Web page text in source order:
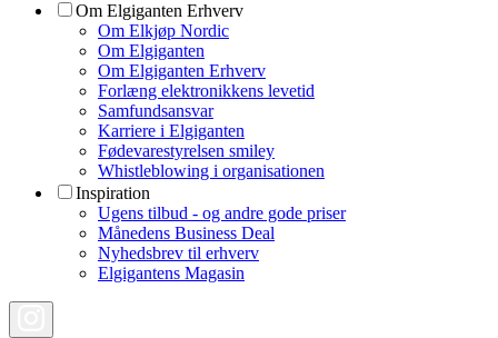
Om Elgiganten Erhverv
Om Elkjøp Nordic
Om Elgiganten
Om Elgiganten Erhverv
Forlæng elektronikkens levetid
Samfundsansvar
Karriere i Elgiganten
Fødevarestyrelsen smiley
Whistleblowing i organisationen
Inspiration
Ugens tilbud - og andre gode priser
Månedens Business Deal
Nyhedsbrev til erhverv
Elgigantens Magasin